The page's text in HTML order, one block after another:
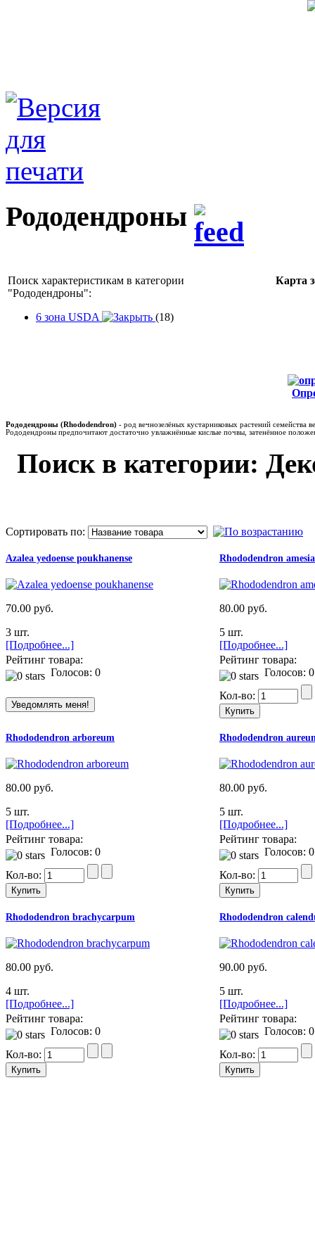
Рододендроны
Поиск характеристикам в категории
"Рододендроны":
6 зона USDA
(18)
Карта
Рододендроны (Rhododendron) - род вечнозелёных кустарниковых растений семейства
Рододендроны предпочитают достаточно увлажнённые кислые почвы, затенённое
Поиск в категории:
Сортировать по:
Azalea yedoense poukhanense
70.00 руб.
3 шт.
[Подробнее...]
Рейтинг товара:
Голосов: 0
Rhododendron
80.00 руб.
5 шт.
[Подробнее...]
Рейтинг товара:
Голосов: 0
Кол-во:
Rhododendron arboreum
80.00 руб.
5 шт.
[Подробнее...]
Рейтинг товара:
Голосов: 0
Кол-во:
Rhododendron
80.00 руб.
5 шт.
[Подробнее...]
Рейтинг товара:
Голосов: 0
Кол-во:
Rhododendron brachycarpum
80.00 руб.
4 шт.
[Подробнее...]
Рейтинг товара:
Голосов: 0
Кол-во:
Rhododendron
90.00 руб.
5 шт.
[Подробнее...]
Рейтинг товара:
Голосов: 0
Кол-во: